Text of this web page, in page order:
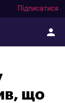
Підписатися
що